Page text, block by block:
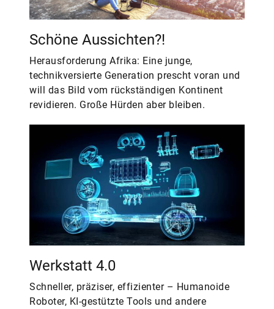
Schöne Aussichten?!
Herausforderung Afrika: Eine junge,
technikversierte Generation prescht voran und
will das Bild vom rückständigen Kontinent
revidieren. Große Hürden aber bleiben.
Werkstatt 4.0
Schneller, präziser, effizienter – Humanoide
Roboter, KI-gestützte Tools und andere